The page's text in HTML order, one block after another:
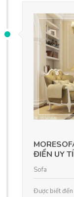
ĐIỂN UY
Sofa
Được biết